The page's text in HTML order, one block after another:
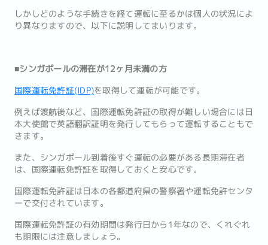
しかしどのような手続きを経て運転に至るかは個人の状況によ
り異なりますので、以下に説明してまいります。
■シンガポールの滞在が12ヶ月未満の方
国際運転免許証(IDP)を取得して運転が可能です。
例えば渡航後など、国際運転免許証の取得が難しい場合には日
本大使館で英語翻訳証明を発行してもらって運転することもで
きます。
また、シンガポール到着後すぐ運転の必要がある長期滞在者
は、国際運転免許証を取得しておくと安心です。
国際運転免許証は日本の各都道府県の警察署や運転免許センタ
ーで交付されています。
国際運転免許証の有効期間は発行日から1年なので、くれぐれ
も期限には注意しましょう。